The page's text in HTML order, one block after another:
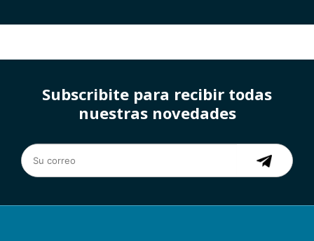
nuestras novedades